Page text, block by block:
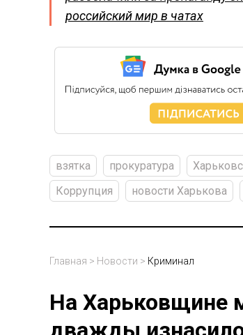
российский мир в чатах
взятка прокуратура
Коррупция
новости Харькова
Главная > Новости > Криминал
На Харьковщине